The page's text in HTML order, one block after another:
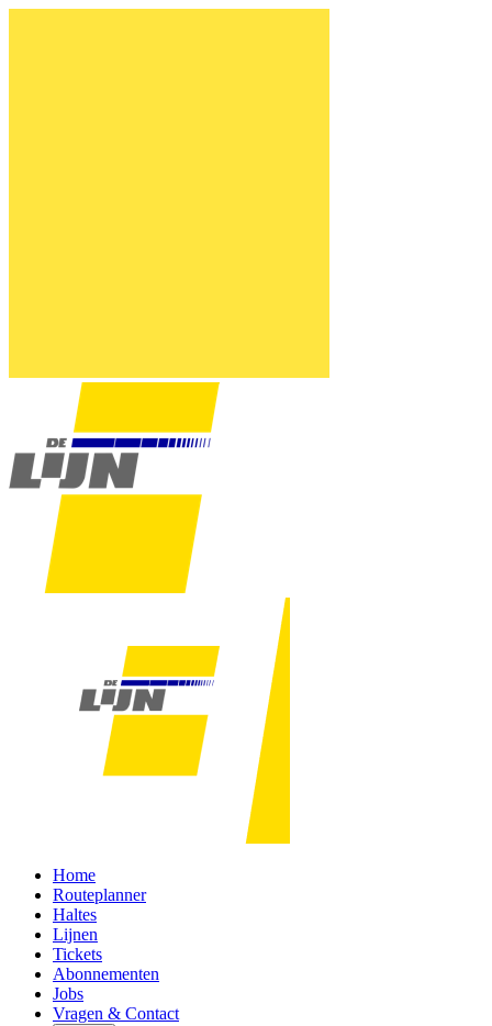
Home
Routeplanner
Haltes
Lijnen
Tickets
Abonnementen
Jobs
Vragen & Contact